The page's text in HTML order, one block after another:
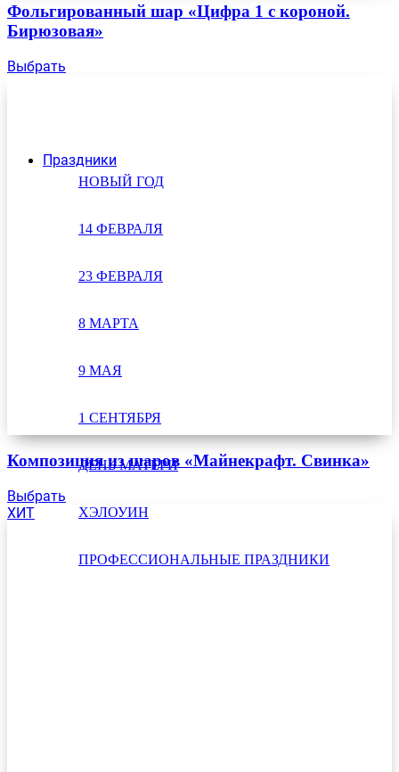
Праздники
НОВЫЙ ГОД
14 ФЕВРАЛЯ
23 ФЕВРАЛЯ
8 МАРТА
9 МАЯ
1 СЕНТЯБРЯ
ДЕНЬ МАТЕРИ
ХЭЛОУИН
ПРОФЕССИОНАЛЬНЫЕ ПРАЗДНИКИ
Фольгированный шар «Цифра 1 с короной.
Бирюзовая»
Выбрать
Композиция из шаров «Майнекрафт. Свинка»
Выбрать
ХИТ